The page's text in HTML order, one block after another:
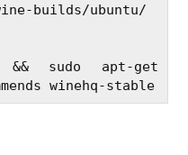
builds/ubuntu/
&& sudo apt-get